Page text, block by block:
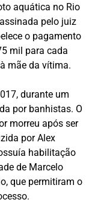
aquática no Rio
pelo juiz
o pagamento
mil para cada
mãe da vítima.
durante um
por banhistas. O
morreu após ser
por Alex
habilitação
de Marcelo
que permitiram o